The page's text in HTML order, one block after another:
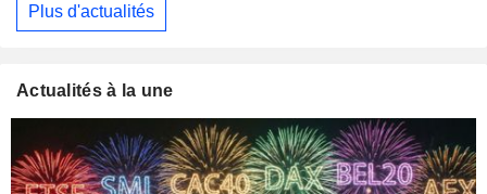
Plus d'actualités
Actualités à la une